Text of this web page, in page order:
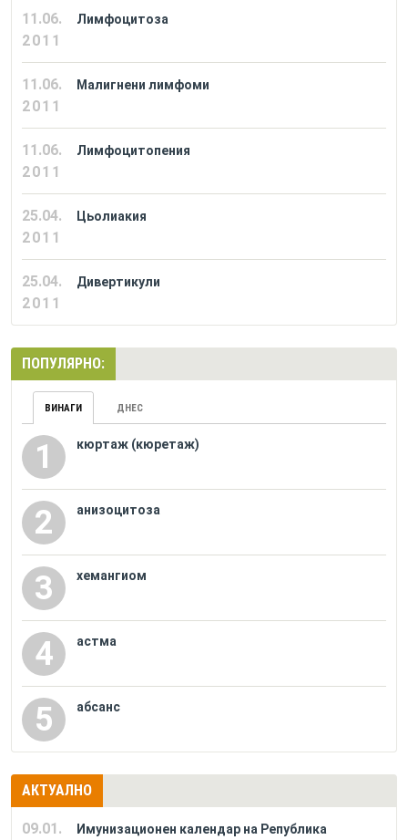
11.06.
2011
Лимфоцитоза
11.06.
2011
Малигнени лимфоми
11.06.
2011
Лимфоцитопения
25.04.
2011
Цьолиакия
25.04.
2011
Дивертикули
ПОПУЛЯРНО:
ВИНАГИ ДНЕС
1 кюртаж (кюретаж)
2 анизоцитоза
3 хемангиом
4 астма
5 абсанс
АКТУАЛНО
09.01.
Имунизационен календар на Република